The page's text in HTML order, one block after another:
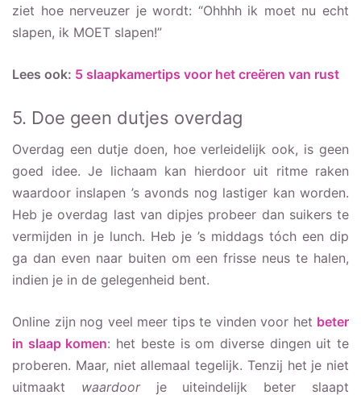
ziet hoe nerveuzer je wordt: “Ohhhh ik moet nu echt
slapen, ik MOET slapen!”
Lees ook: 5 slaapkamertips voor het creëren van rust
5. Doe geen dutjes overdag
Overdag een dutje doen, hoe verleidelijk ook, is geen
goed idee. Je lichaam kan hierdoor uit ritme raken
waardoor inslapen ’s avonds nog lastiger kan worden.
Heb je overdag last van dipjes probeer dan suikers te
vermijden in je lunch. Heb je ’s middags tóch een dip
ga dan even naar buiten om een frisse neus te halen,
indien je in de gelegenheid bent.
Online zijn nog veel meer tips te vinden voor het beter
in slaap komen: het beste is om diverse dingen uit te
proberen. Maar, niet allemaal tegelijk. Tenzij het je niet
uitmaakt waardoorje uiteindelijk beter slaapt